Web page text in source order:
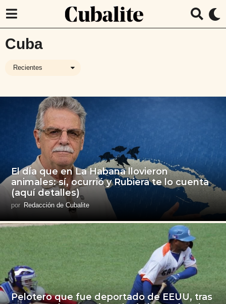
Cuba
Recientes
El día que en La Habana llovieron
animales: sí, ocurrió y Rubiera te lo cuenta
(aquí detalles)
por Redacción de Cubalite
Pelotero que fue deportado de EEUU, tras